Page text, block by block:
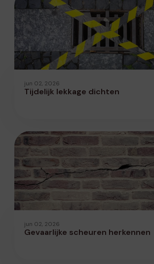
jun 02, 2026
Tijdelijk lekkage dichten
jun 02, 2026
Gevaarlijke scheuren herkennen